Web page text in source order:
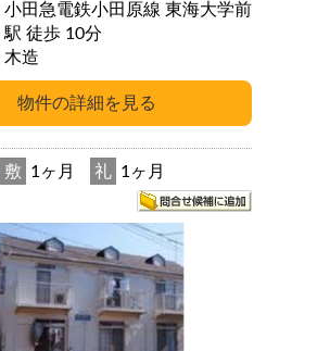
小田急電鉄小田原線 東海大学前
駅 徒歩 10分
木造
敷 1ヶ月 礼 1ヶ月